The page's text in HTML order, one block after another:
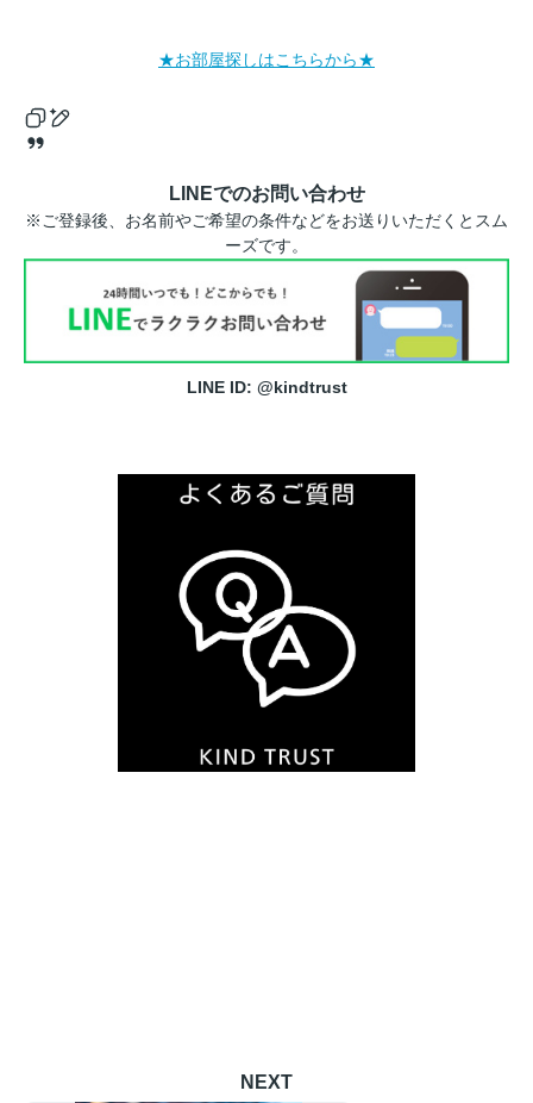
★お部屋探しはこちらから★
LINEでのお問い合わせ
※ご登録後、お名前やご希望の条件などをお送りいただくとスム
ーズです。
LINE ID: @kindtrust
NEXT